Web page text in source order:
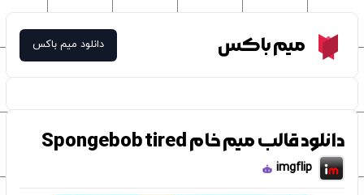
Meme Boxمیم باکس دانلود میم باکس
دانلود قالب میم خام Spongebob tired
imgflip